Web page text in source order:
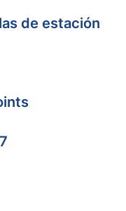
de estación